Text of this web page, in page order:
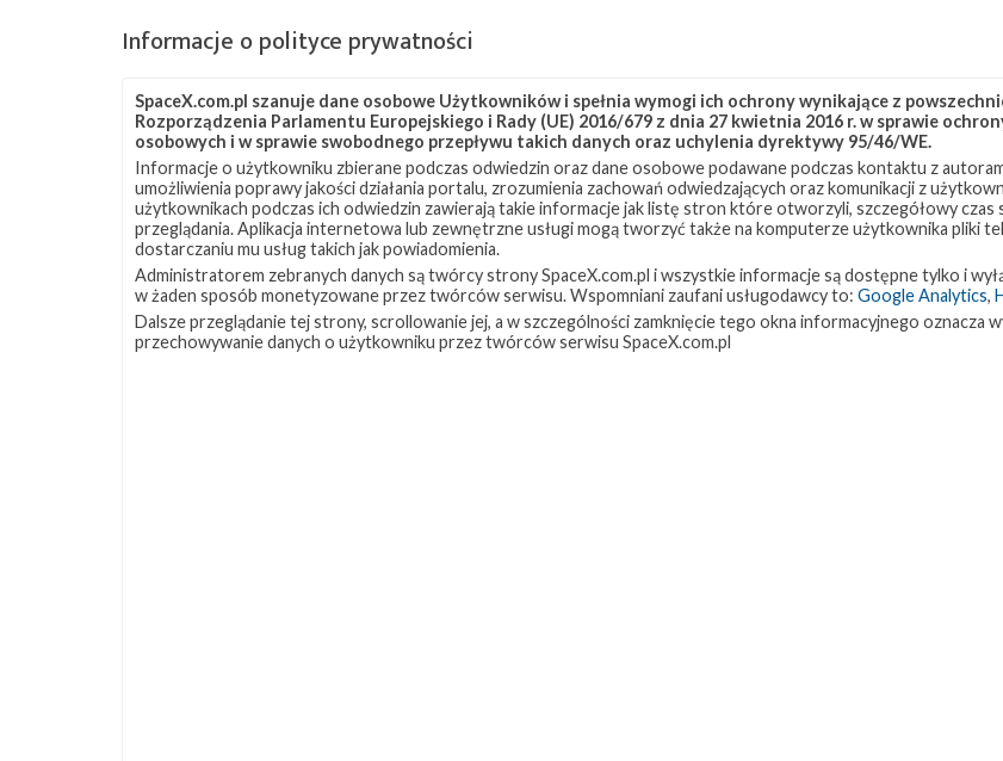
Informacje o polityce prywatności
SpaceX.com.pl szanuje dane osobowe Użytkowników i spełnia wymogi ich ochrony wynikające z
Rozporządzenia Parlamentu Europejskiego i Rady (UE) 2016/679 z dnia 27 kwietnia 2016 r. w sprawie
osobowych i w sprawie swobodnego przepływu takich danych oraz uchylenia dyrektywy 95/46/WE.
Informacje o użytkowniku zbierane podczas odwiedzin oraz dane osobowe podawane podczas kontaktu z
umożliwienia poprawy jakości działania portalu, zrozumienia zachowań odwiedzających oraz komunikacji z
użytkownikach podczas ich odwiedzin zawierają takie informacje jak listę stron które otworzyli, szczegółowy
przeglądania. Aplikacja internetowa lub zewnętrzne usługi mogą tworzyć także na komputerze użytkownika pliki
dostarczaniu mu usług takich jak powiadomienia.
Administratorem zebranych danych są twórcy strony SpaceX.com.pl i wszystkie informacje są dostępne tylko i
w żaden sposób monetyzowane przez twórców serwisu. Wspomniani zaufani usługodawcy to: Google Analytics,
Dalsze przeglądanie tej strony, scrollowanie jej, a w szczególności zamknięcie tego okna informacyjnego oznacza
przechowywanie danych o użytkowniku przez twórców serwisu SpaceX.com.pl